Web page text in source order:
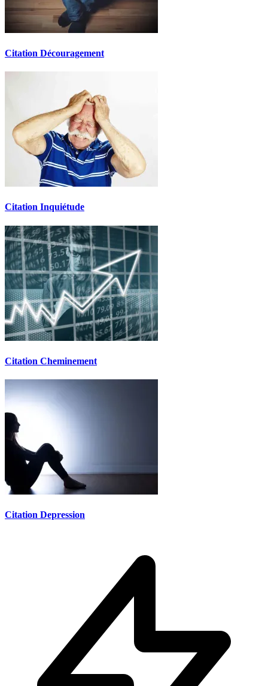
Citation Découragement
Citation Inquiétude
Citation Cheminement
Citation Depression